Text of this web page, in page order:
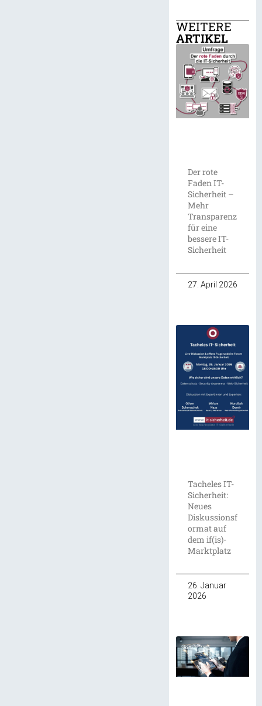
WEITERE
ARTIKEL
Der rote
Faden IT-
Sicherheit –
Mehr
Transparenz
für eine
bessere IT-
Sicherheit
27. April 2026
Tacheles IT-
Sicherheit:
Neues
Diskussionsf
ormat auf
dem if(is)-
Marktplatz
26. Januar
2026